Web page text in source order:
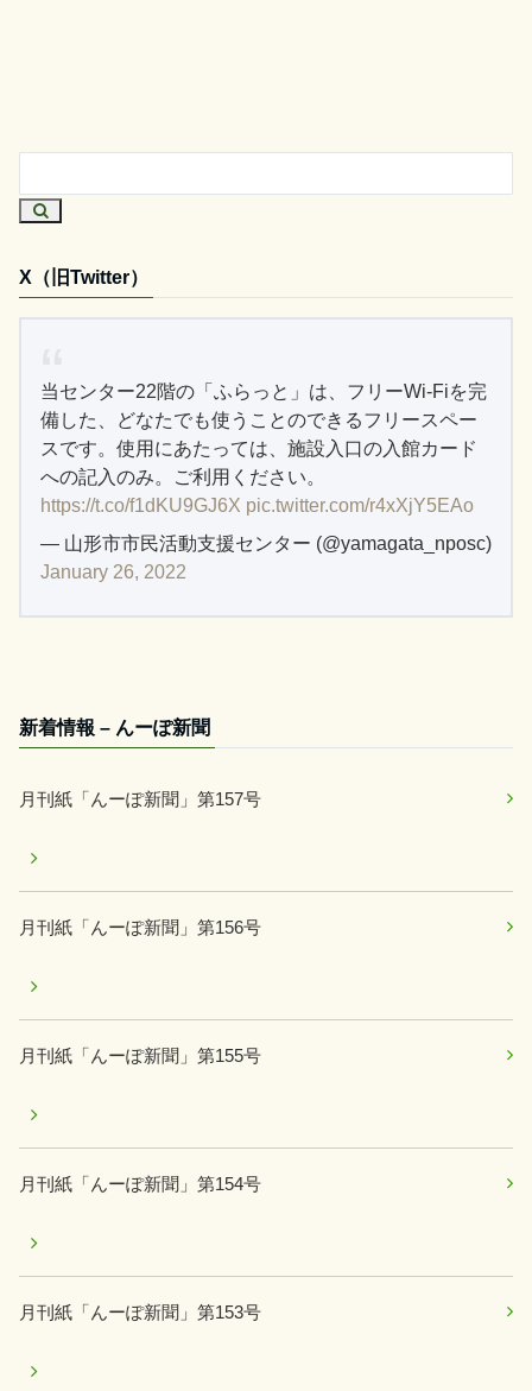
X（旧Twitter）
当センター22階の「ふらっと」は、フリーWi-Fiを完
備した、どなたでも使うことのできるフリースペー
スです。使用にあたっては、施設入口の入館カード
への記入のみ。ご利用ください。
https://t.co/f1dKU9GJ6X pic.twitter.com/r4xXjY5EAo
— 山形市市民活動支援センター (@yamagata_nposc)
January 26, 2022
新着情報 – んーぽ新聞
月刊紙「んーぽ新聞」第157号
月刊紙「んーぽ新聞」第156号
月刊紙「んーぽ新聞」第155号
月刊紙「んーぽ新聞」第154号
月刊紙「んーぽ新聞」第153号